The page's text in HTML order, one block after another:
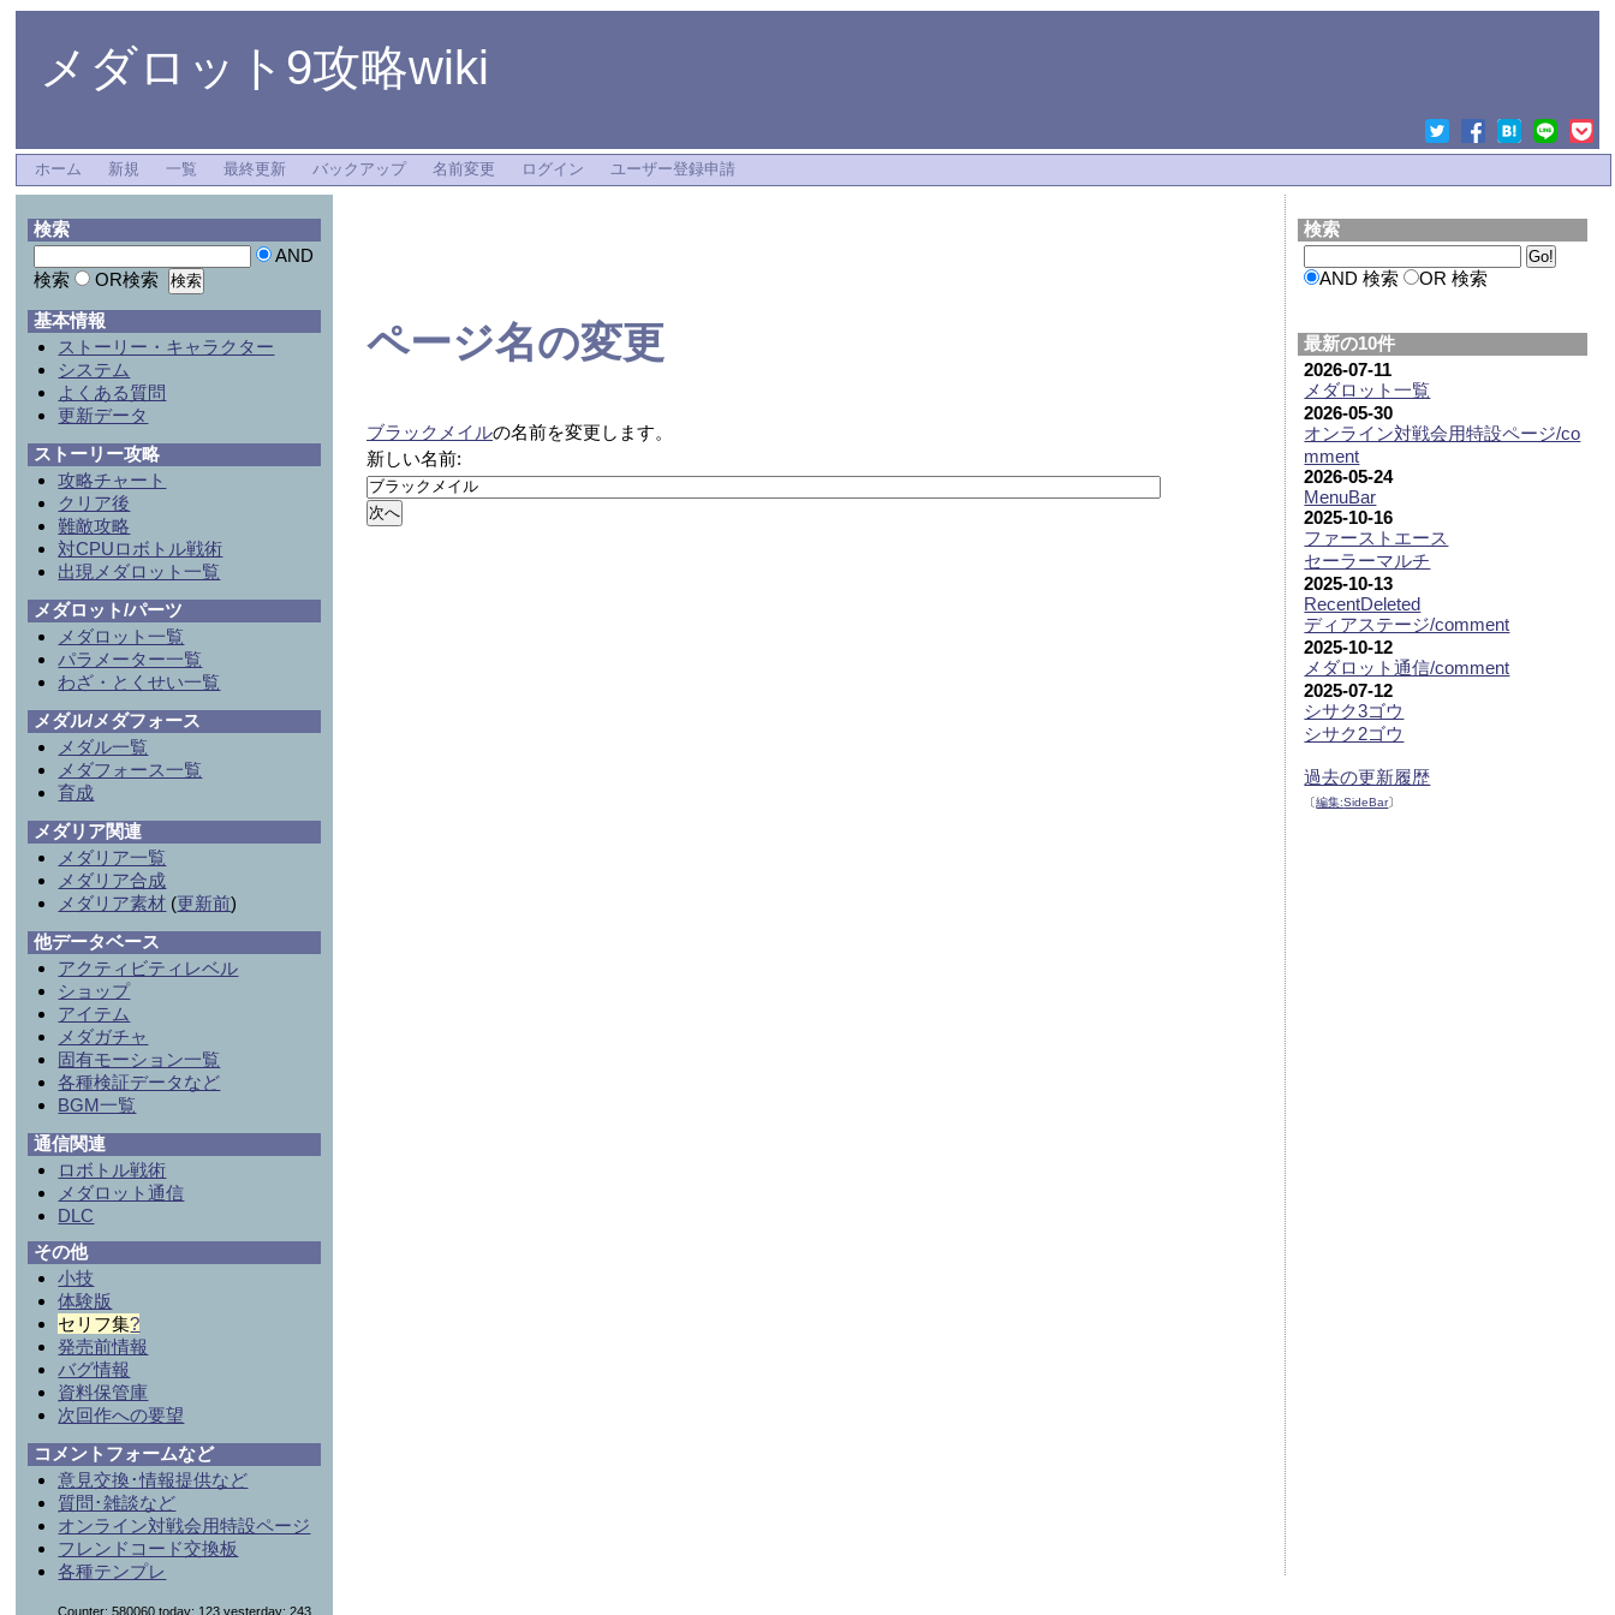
メダロット9攻略wiki
ホーム 新規 一覧 最終更新 バックアップ 名前変更 ログイン ユーザー登録申請
ページ名の変更
ブラックメイルの名前を変更します。
新しい名前:
検索
AND 検索 OR 検索
最新の10件
2026-07-11
メダロット一覧
2026-05-30
オンライン対戦会用特設ページ/co
mment
2026-05-24
MenuBar
2025-10-16
ファーストエース
セーラーマルチ
2025-10-13
RecentDeleted
ディアステージ/comment
2025-10-12
メダロット通信/comment
2025-07-12
シサク3ゴウ
シサク2ゴウ
過去の更新履歴
〔編集:SideBar〕
検索
AND
検索
OR検索
基本情報
ストーリー・キャラクター
システム
よくある質問
更新データ
ストーリー攻略
攻略チャート
クリア後
難敵攻略
対CPUロボトル戦術
出現メダロット一覧
メダロット/パーツ
メダロット一覧
パラメーター一覧
わざ・とくせい一覧
メダル/メダフォース
メダル一覧
メダフォース一覧
育成
メダリア関連
メダリア一覧
メダリア合成
メダリア素材 (更新前)
他データベース
アクティビティレベル
ショップ
アイテム
メダガチャ
固有モーション一覧
各種検証データなど
BGM一覧
通信関連
ロボトル戦術
メダロット通信
DLC
その他
小技
体験版
セリフ集?
発売前情報
バグ情報
資料保管庫
次回作への要望
コメントフォームなど
意見交換･情報提供など
質問･雑談など
オンライン対戦会用特設ページ
フレンドコード交換板
各種テンプレ
Counter: 580060,today: 123,yesterday: 243